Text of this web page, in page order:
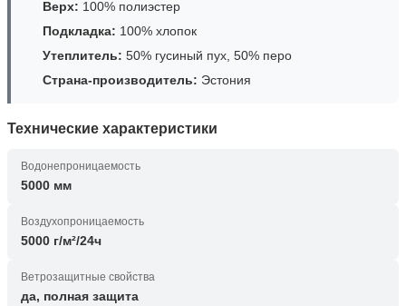
Верх: 100% полиэстер
Подкладка: 100% хлопок
Утеплитель: 50% гусиный пух, 50% перо
Страна-производитель: Эстония
Технические характеристики
Водонепроницаемость
5000 мм
Воздухопроницаемость
5000 г/м²/24ч
Ветрозащитные свойства
да, полная защита